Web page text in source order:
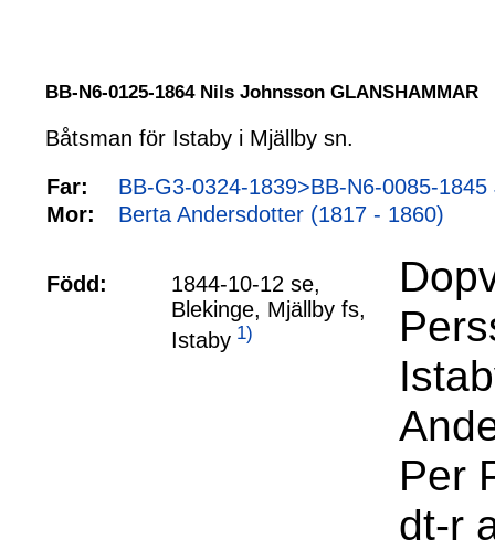
BB-N6-0125-1864 Nils Johnsson GLANSHAMMAR
Båtsman för Istaby i Mjällby sn.
Far:
BB-G3-0324-1839>BB-N6-0085-
Mor:
Berta Andersdotter (1817 - 1860)
Född:
1844-10-12 se,
Blekinge, Mjällby fs,
Istaby 1)
Per
dt-r